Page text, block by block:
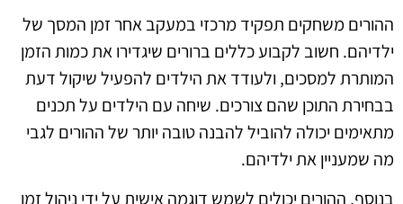
ההורים משחקים תפקיד מרכזי במעקב אחר זמן המסך של
ילדיהם. חשוב לקבוע כללים ברורים שיגדירו את כמות הזמן
המותרת למסכים, ולעודד את הילדים להפעיל שיקול דעת
בבחירת התוכן שהם צורכים. שיחה עם הילדים על תכנים
מתאימים יכולה להוביל להבנה טובה יותר של ההורים לגבי
מה שמעניין את ילדיהם.
בנוסף, ההורים יכולים לשמש דוגמה אישית על ידי ניהול זמן